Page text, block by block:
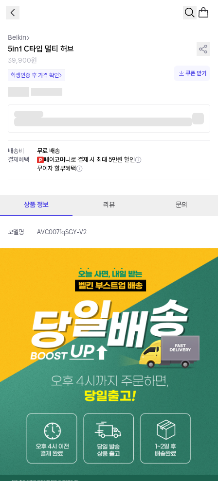
Belkin
5in1 C타입 멀티 허브
39,900원
학생인증 후 가격 확인 쿠폰 받기
배송비
무료 배송
결제혜택
페이코머니로 결제 시 최대 5만원 할인
무이자 할부혜택
상품 정보 리뷰 문의
모델명 AVC007fqSGY-V2